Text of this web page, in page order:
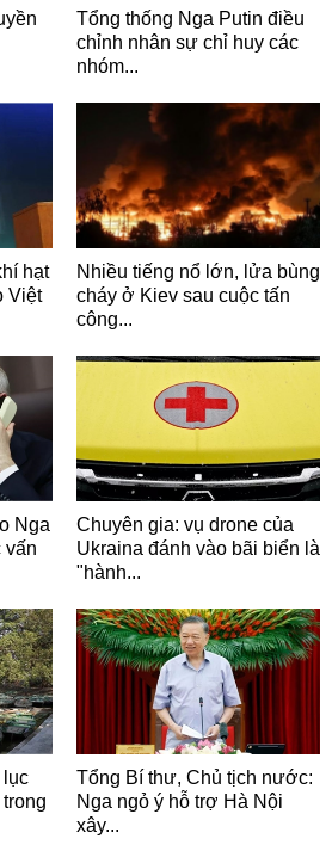
Tổng thống Nga Putin điều
chỉnh nhân sự chỉ huy các
nhóm...
hạt
Việt
Nhiều tiếng nổ lớn, lửa bùng
cháy ở Kiev sau cuộc tấn
công...
Nga
vấn
Chuyên gia: vụ drone của
Ukraina đánh vào bãi biển là
"hành...
lục
Tổng Bí thư, Chủ tịch nước:
Nga ngỏ ý hỗ trợ Hà Nội
xây...